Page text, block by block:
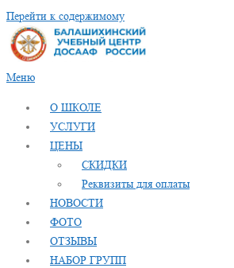
Перейти к содержимому
Меню
О ШКОЛЕ
УСЛУГИ
ЦЕНЫ
СКИДКИ
Реквизиты для оплаты
НОВОСТИ
ФОТО
ОТЗЫВЫ
НАБОР ГРУПП